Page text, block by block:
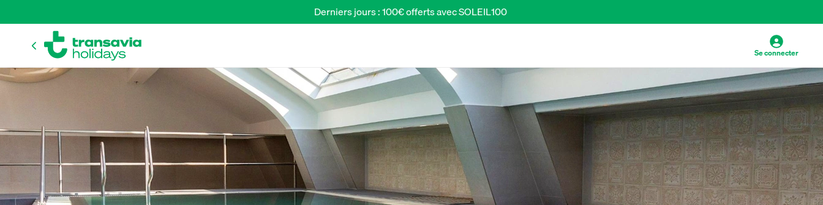
Derniers jours : 100€ offerts avec SOLEIL100
Se connecter